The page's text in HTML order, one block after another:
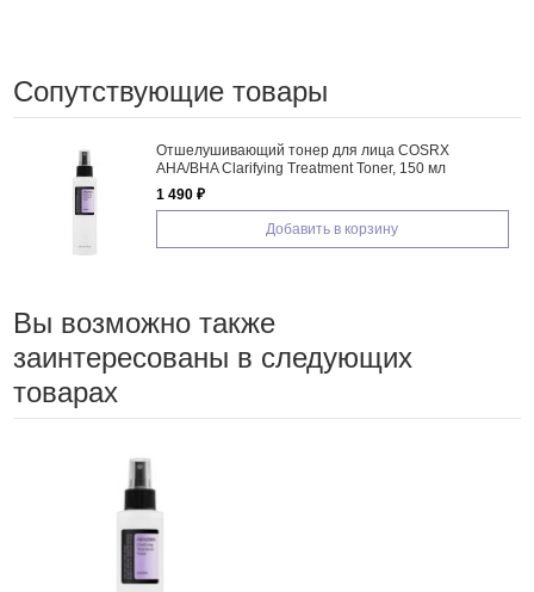
Сопутствующие товары
Отшелушивающий тонер для лица COSRX
AHA/BHA Clarifying Treatment Toner, 150 мл
1 490 ₽
Добавить в корзину
Вы возможно также
заинтересованы в следующих
товарах